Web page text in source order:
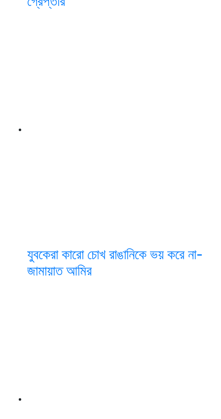
যুবকেরা কারো চোখ রাঙানিকে ভয় করে না-
জামায়াত আমির